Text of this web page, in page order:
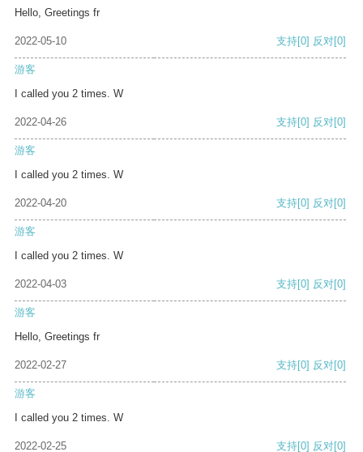
Hello, Greetings fr
2022-05-10 支持[0] 反对[0]
游客
I called you 2 times. W
2022-04-26 支持[0] 反对[0]
游客
I called you 2 times. W
2022-04-20 支持[0] 反对[0]
游客
I called you 2 times. W
2022-04-03 支持[0] 反对[0]
游客
Hello, Greetings fr
2022-02-27 支持[0] 反对[0]
游客
I called you 2 times. W
2022-02-25 支持[0] 反对[0]